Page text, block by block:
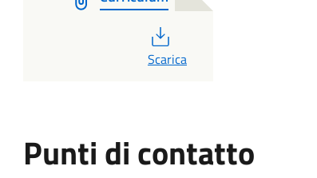
PDF
Scarica
Punti di contatto